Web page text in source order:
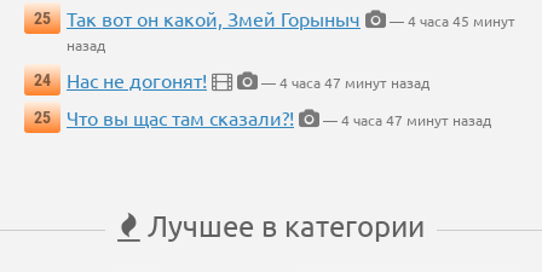
25
Так вот он какой, Змей Горыныч
— 4 часа 45 минут
назад
24
Нас не догонят!
— 4 часа 47 минут назад
25
Что вы щас там сказали?! — 4 часа 47 минут назад
Лучшее в категории